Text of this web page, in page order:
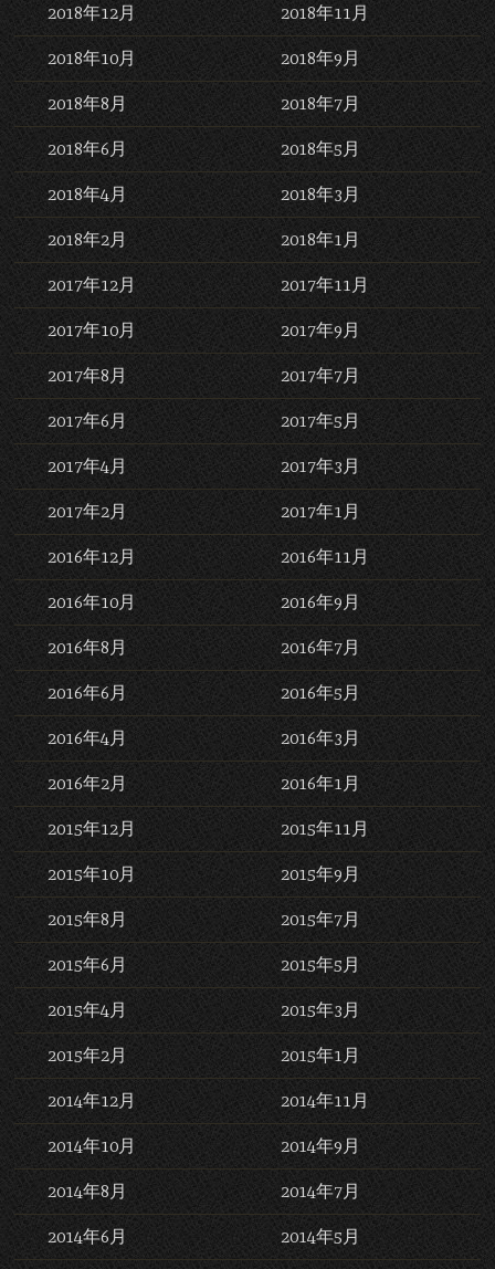
2018年12月 2018年11月
2018年10月 2018年9月
2018年8月 2018年7月
2018年6月 2018年5月
2018年4月 2018年3月
2018年2月 2018年1月
2017年12月 2017年11月
2017年10月 2017年9月
2017年8月 2017年7月
2017年6月 2017年5月
2017年4月 2017年3月
2017年2月 2017年1月
2016年12月 2016年11月
2016年10月 2016年9月
2016年8月 2016年7月
2016年6月 2016年5月
2016年4月 2016年3月
2016年2月 2016年1月
2015年12月 2015年11月
2015年10月 2015年9月
2015年8月 2015年7月
2015年6月 2015年5月
2015年4月 2015年3月
2015年2月 2015年1月
2014年12月 2014年11月
2014年10月 2014年9月
2014年8月 2014年7月
2014年6月 2014年5月